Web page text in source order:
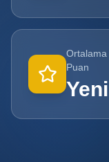
Kampanyalar
POPÜLER
KATEGORILER
Ortalama
Puan
Yeni